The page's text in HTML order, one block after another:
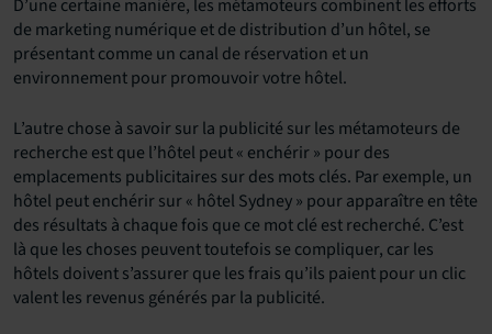
D’une certaine manière, les métamoteurs combinent les efforts
de marketing numérique et de distribution d’un hôtel, se
présentant comme un canal de réservation et un
environnement pour promouvoir votre hôtel.
L’autre chose à savoir sur la publicité sur les métamoteurs de
recherche est que l’hôtel peut « enchérir » pour des
emplacements publicitaires sur des mots clés. Par exemple, un
hôtel peut enchérir sur « hôtel Sydney » pour apparaître en tête
des résultats à chaque fois que ce mot clé est recherché. C’est
là que les choses peuvent toutefois se compliquer, car les
hôtels doivent s’assurer que les frais qu’ils paient pour un clic
valent les revenus générés par la publicité.